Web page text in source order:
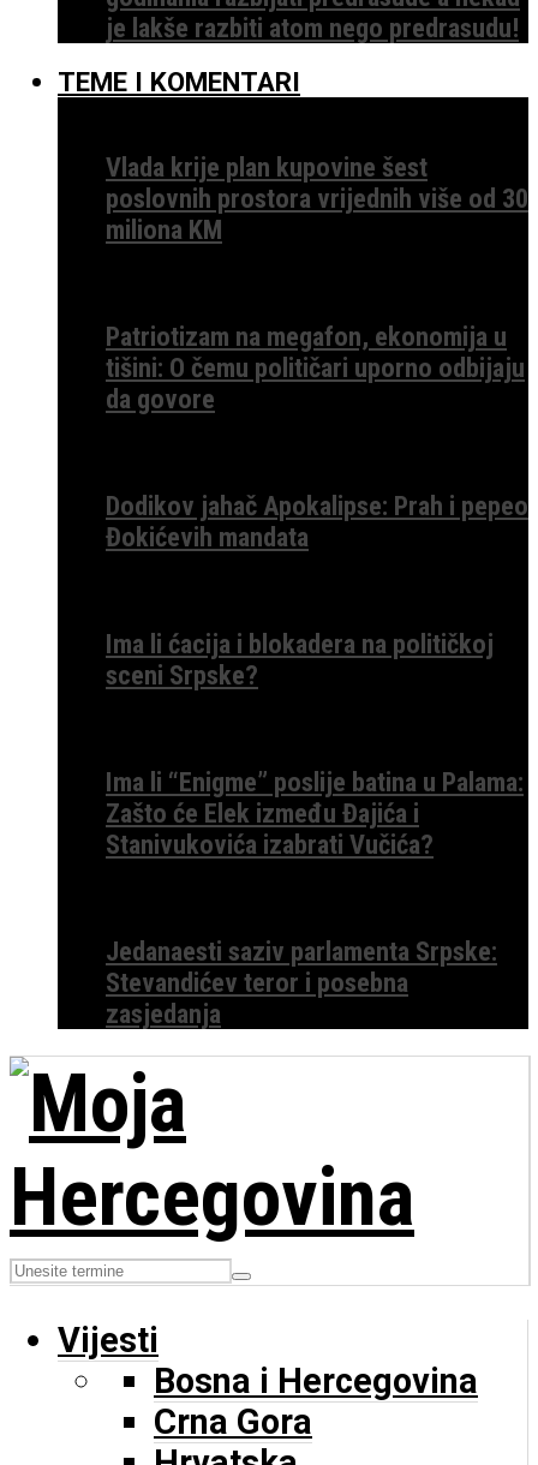
je lakše razbiti atom nego predrasudu!
TEME I KOMENTARI
Vlada krije plan kupovine šest
poslovnih prostora vrijednih više od 30
miliona KM
Patriotizam na megafon, ekonomija u
tišini: O čemu političari uporno odbijaju
da govore
Dodikov jahač Apokalipse: Prah i pepeo
Đokićevih mandata
Ima li ćacija i blokadera na političkoj
sceni Srpske?
Ima li “Enigme” poslije batina u Palama:
Zašto će Elek između Đajića i
Stanivukovića izabrati Vučića?
Jedanaesti saziv parlamenta Srpske:
Stevandićev teror i posebna
zasjedanja
Vijesti
Bosna i Hercegovina
Crna Gora